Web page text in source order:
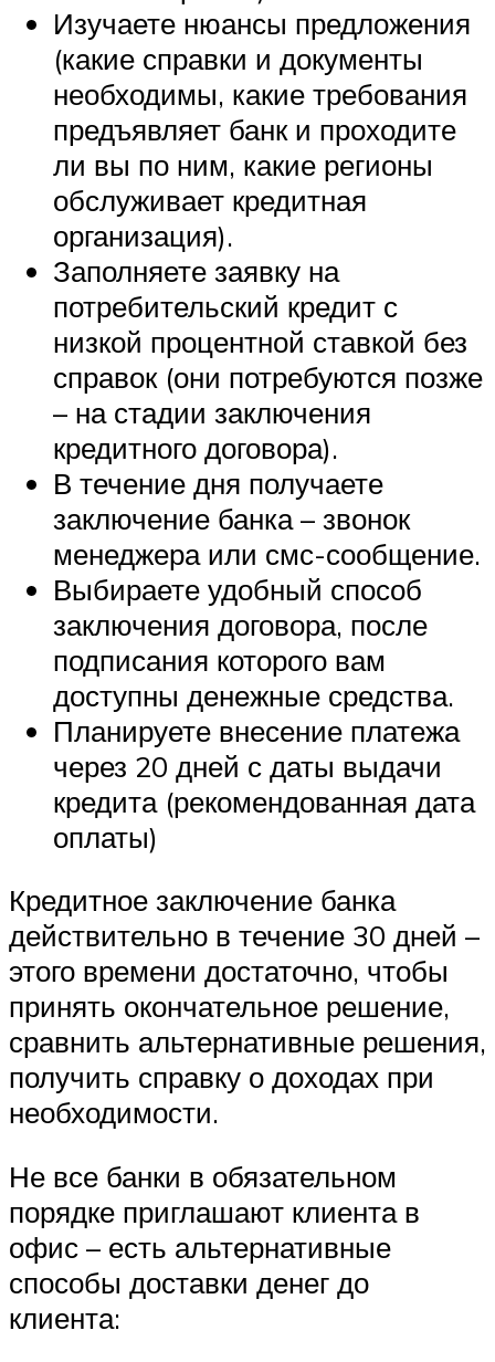
Изучаете нюансы предложения
(какие справки и документы
необходимы, какие требования
предъявляет банк и проходите
ли вы по ним, какие регионы
обслуживает кредитная
организация).
Заполняете заявку на
потребительский кредит с
низкой процентной ставкой без
справок (они потребуются позже
– на стадии заключения
кредитного договора).
В течение дня получаете
заключение банка – звонок
менеджера или смс-сообщение.
Выбираете удобный способ
заключения договора, после
подписания которого вам
доступны денежные средства.
Планируете внесение платежа
через 20 дней с даты выдачи
кредита (рекомендованная дата
оплаты)
Кредитное заключение банка
действительно в течение 30 дней –
этого времени достаточно, чтобы
принять окончательное решение,
сравнить альтернативные решения,
получить справку о доходах при
необходимости.
Не все банки в обязательном
порядке приглашают клиента в
офис – есть альтернативные
способы доставки денег до
клиента: